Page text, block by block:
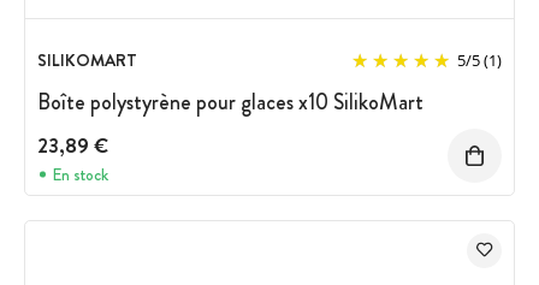
SILIKOMART 5/5(1)
Boîte polystyrène pour glaces x10 SilikoMart
23,89 €
En stock